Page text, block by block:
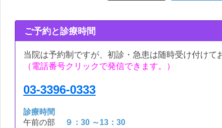
ご予約と診療時間
当院は予約制ですが、初診・急患は随時受け付けて
（電話番号クリックで発信できます。）
03-3396-0333
診療時間
午前の部
９：30 ～13：30